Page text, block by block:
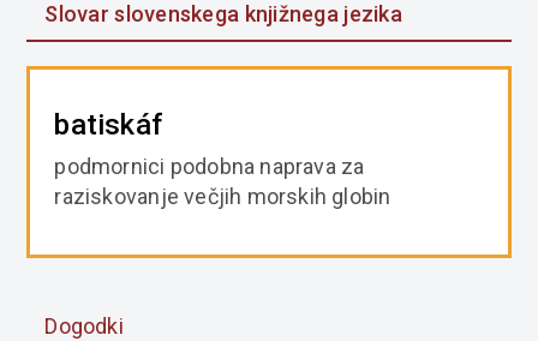
Slovar slovenskega knjižnega jezika
batiskáf
podmornici podobna naprava za
raziskovanje večjih morskih globin
Dogodki